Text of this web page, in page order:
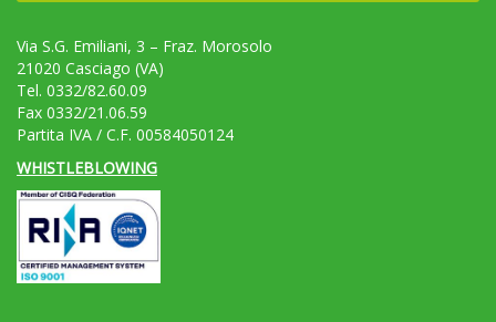
Via S.G. Emiliani, 3 – Fraz. Morosolo
21020 Casciago (VA)
Tel. 0332/82.60.09
Fax 0332/21.06.59
Partita IVA / C.F. 00584050124
WHISTLEBLOWING